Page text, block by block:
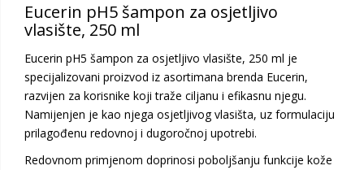
Eucerin pH5 šampon za osjetljivo
vlasište, 250 ml
Eucerin pH5 šampon za osjetljivo vlasište, 250 ml je
specijalizovani proizvod iz asortimana brenda Eucerin,
razvijen za korisnike koji traže ciljanu i efikasnu njegu.
Namijenjen je kao njega osjetljivog vlasišta, uz formulaciju
prilagođenu redovnoj i dugoročnoj upotrebi.
Redovnom primjenom doprinosi poboljšanju funkcije kože